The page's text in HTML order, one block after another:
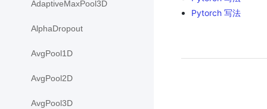
AdaptiveMaxPool3D
AlphaDropout
AvgPool1D
AvgPool2D
AvgPool3D
Pytorch 写法